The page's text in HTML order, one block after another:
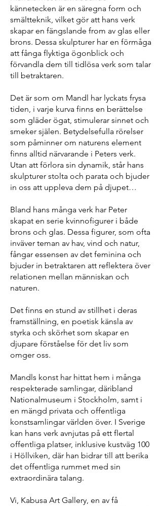
kännetecken är en säregna form och
smältteknik, vilket gör att hans verk
skapar en fängslande from av glas eller
brons. Dessa skulpturer har en förmåga
att fånga flyktiga ögonblick och
förvandla dem till tidlösa verk som talar
till betraktaren.
Det är som om Mandl har lyckats frysa
tiden, i varje kurva finns en berättelse
som gläder ögat, stimulerar sinnet och
smeker själen. Betydelsefulla rörelser
som påminner om naturens element
finns alltid närvarande i Peters verk.
Utan att förlora sin dynamik, står hans
skulpturer stolta och parata och bjuder
in oss att uppleva dem på djupet…
Bland hans många verk har Peter
skapat en serie kvinnofigurer i både
brons och glas. Dessa figurer, som ofta
inväver teman av hav, vind och natur,
fångar essensen av det feminina och
bjuder in betraktaren att reflektera över
relationen mellan människan och
naturen.
Det finns en stund av stillhet i deras
framställning, en poetisk känsla av
styrka och skörhet som skapar en
djupare förståelse för det liv som
omger oss.
Mandls konst har hittat hem i många
respekterade samlingar, däribland
Nationalmuseum i Stockholm, samt i
en mängd privata och offentliga
konstsamlingar världen över. I Sverige
kan hans verk avnjutas på ett flertal
offentliga platser, inklusive kustväg 100
i Höllviken, där han bidrar till att berika
det offentliga rummet med sin
extraordinära talang.
Vi, Kabusa Art Gallery, en av få